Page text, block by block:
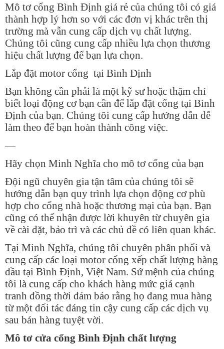
Mô tơ cổng Bình Định giá rẻ của chúng tôi có giá
thành hợp lý hơn so với các đơn vị khác trên thị
trường mà vẫn cung cấp dịch vụ chất lượng.
Chúng tôi cũng cung cấp nhiều lựa chọn thương
hiệu chất lượng để bạn lựa chọn.
Lắp đặt motor cổng tại Bình Định
Bạn không cần phải là một kỹ sư hoặc thậm chí
biết loại động cơ bạn cần để lắp đặt cổng tại Bình
Định của bạn. Chúng tôi cung cấp hướng dẫn dễ
làm theo để bạn hoàn thành công việc.
—
Hãy chọn Minh Nghĩa cho mô tơ cổng của bạn
Đội ngũ chuyên gia tận tâm của chúng tôi sẽ
hướng dẫn bạn quy trình lựa chọn động cơ phù
hợp cho cổng nhà hoặc thương mại của bạn. Bạn
cũng có thể nhận được lời khuyên từ chuyên gia
về cài đặt, bảo trì và các chủ đề có liên quan khác.
Tại Minh Nghĩa, chúng tôi chuyên phân phối và
cung cấp các loại motor cổng xếp chất lượng hàng
đầu tại Bình Định, Việt Nam. Sứ mệnh của chúng
tôi là cung cấp cho khách hàng mức giá cạnh
tranh đồng thời đảm bảo rằng họ đang mua hàng
từ một đối tác đáng tin cậy cung cấp các dịch vụ
sau bán hàng tuyệt vời.
Mô tơ cửa cổng Bình Định chất lượng